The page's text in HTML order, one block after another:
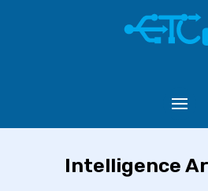
Intelligence